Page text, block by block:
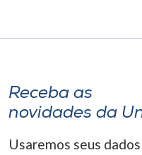
Receba as
novidades da
Usaremos seus